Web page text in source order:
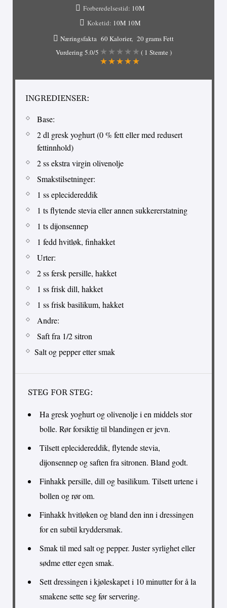
Forberedelsestid: 10M
Koketid: 10M 10M
Næringsfakta 60 Kalorier
20 grams Fett
Vurdering 5.0/5 ( 1 Stemte )
INGREDIENSER:
Base:
2 dl gresk yoghurt (0 % fett eller med redusert
fettinnhold)
2 ss ekstra virgin olivenolje
Smakstilsetninger:
1 ss eplecidereddik
1 ts flytende stevia eller annen sukkererstatning
1 ts dijonsennep
1 fedd hvitløk, finhakket
Urter:
2 ss fersk persille, hakket
1 ss frisk dill, hakket
1 ss frisk basilikum, hakket
Andre:
Saft fra 1/2 sitron
Salt og pepper etter smak
STEG FOR STEG:
Ha gresk yoghurt og olivenolje i en middels stor
bolle. Rør forsiktig til blandingen er jevn.
Tilsett eplecidereddik, flytende stevia,
dijonsennep og saften fra sitronen. Bland godt.
Finhakk persille, dill og basilikum. Tilsett urtene i
bollen og rør om.
Finhakk hvitløken og bland den inn i dressingen
for en subtil kryddersmak.
Smak til med salt og pepper. Juster syrlighet eller
sødme etter egen smak.
Sett dressingen i kjøleskapet i 10 minutter for å la
smakene sette seg før servering.